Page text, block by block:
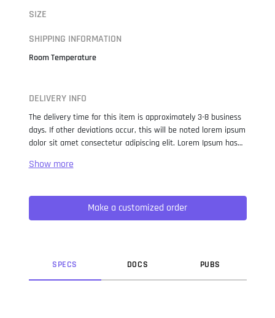
SIZE
SHIPPING INFORMATION
Room Temperature
DELIVERY INFO
The delivery time for this item is approximately 3-8 business
days. If other deviations occur, this will be noted lorem ipsum
dolor sit amet consectetur adipiscing elit. Lorem Ipsum has
when an unknown printer took a galley of type and
not only five centuries, but also the leap into electronic
typesetting, remaining essentially unchanged. It was
popularised in the 1960s with the release of Letraset sheets
Make a customized order
SPECS DOCS PUBS